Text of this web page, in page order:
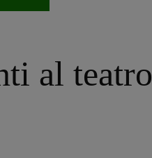
al teatro